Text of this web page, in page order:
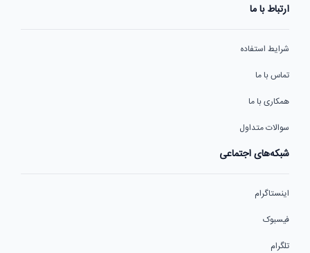
ارتباط با ما
شرایط استفاده
تماس با ما
همکاری با ما
سوالات متداول
شبکه‌های اجتماعی
اینستاگرام
فیسبوک
تلگرام